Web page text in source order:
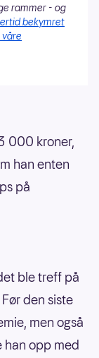
rammer - og
bekymret
000 kroner,
han enten
på
ble treff på
den siste
men også
han opp med